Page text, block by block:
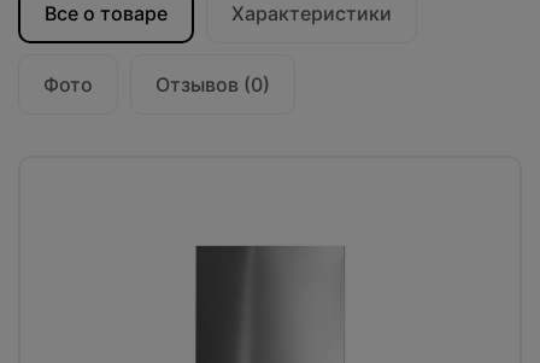
Все о товаре Характеристики
Фото Отзывов (0)